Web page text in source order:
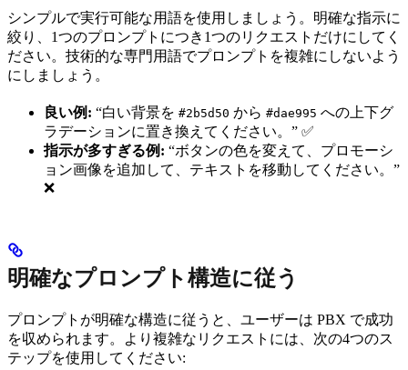
シンプルで実行可能な用語を使用しましょう。明確な指示に
絞り、1つのプロンプトにつき1つのリクエストだけにしてく
ださい。技術的な専門用語でプロンプトを複雑にしないよう
にしましょう。
良い例: “白い背景を #2b5d50 から #dae995 への上下グ
ラデーションに置き換えてください。” ✅
指示が多すぎる例: “ボタンの色を変えて、プロモーシ
ョン画像を追加して、テキストを移動してください。”
❌
明確なプロンプト構造に従う
プロンプトが明確な構造に従うと、ユーザーは PBX で成功
を収められます。より複雑なリクエストには、次の4つのス
テップを使用してください: